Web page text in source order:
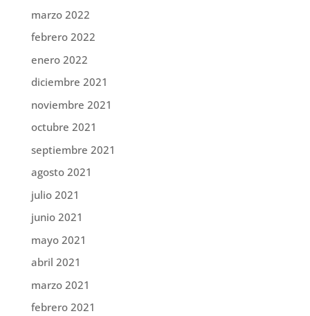
marzo 2022
febrero 2022
enero 2022
diciembre 2021
noviembre 2021
octubre 2021
septiembre 2021
agosto 2021
julio 2021
junio 2021
mayo 2021
abril 2021
marzo 2021
febrero 2021